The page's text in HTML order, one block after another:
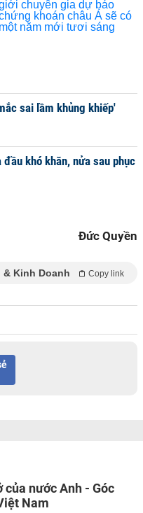
sai lầm khủng khiếp'
khó khăn, nửa sau phục
Đức Quyền
& Kinh Doanh Copy link
của nước Anh - Góc
Nam